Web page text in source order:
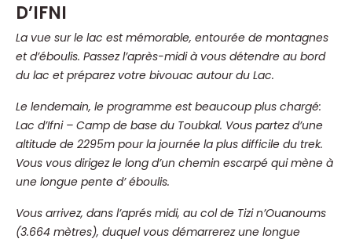
D’IFNI
La vue sur le lac est mémorable, entourée de montagnes
et d’éboulis. Passez l’après-midi à vous détendre au bord
du lac et préparez votre bivouac autour du Lac.
Le lendemain, le programme est beaucoup plus chargé:
Lac d’Ifni – Camp de base du Toubkal. Vous partez d’une
altitude de 2295m pour la journée la plus difficile du trek.
Vous vous dirigez le long d’un chemin escarpé qui mène à
une longue pente d’ éboulis.
Vous arrivez, dans l’aprés midi, au col de Tizi n’Ouanoums
(3.664 mètres), duquel vous démarrerez une longue